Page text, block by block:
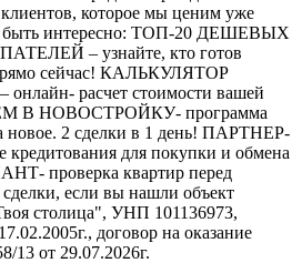
которое мы ценим уже
быть интересно: ТОП-20 ДЕШЕВЫХ
– узнайте, кто готов
сейчас! КАЛЬКУЛЯТОР
расчет стоимости вашей
В НОВОСТРОЙКУ- программа
новое. 2 сделки в 1 день! ПАРТНЕР-
для покупки и обмена
проверка квартир перед
если вы нашли объект
столица", УНП 101136973,
договор на оказание
13 от 29.07.2026г.